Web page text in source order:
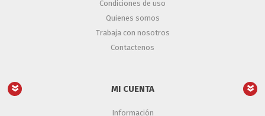
Condiciones de uso
Quienes somos
Trabaja con nosotros
Contactenos
MI CUENTA
Información